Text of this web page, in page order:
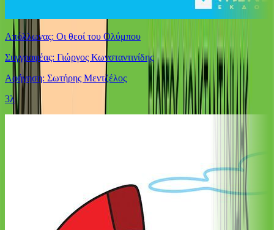
Απόλλωνας: Οι θεοί του Ολύμπου
Συγγραφέας: Γιώργος Κωνσταντινίδης
Αφήγηση: Σωτήρης Μεντζέλος
3λ